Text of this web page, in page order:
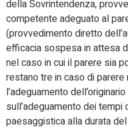
della Sovrintendenza,
competente adeguato al
(provvedimento diretto
efficacia sospesa in attesa
nel caso in cui il parere sia
restano tre in caso di
l’adeguamento
sull’adeguamento dei tempi
paesaggistica alla durata